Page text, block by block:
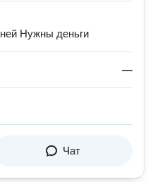
Нужны деньги
—
Чат